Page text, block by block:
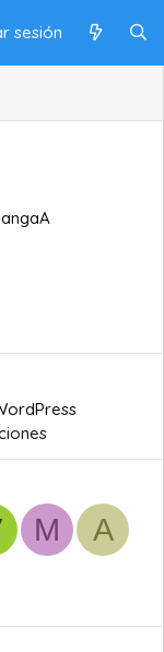
sesión
M
A